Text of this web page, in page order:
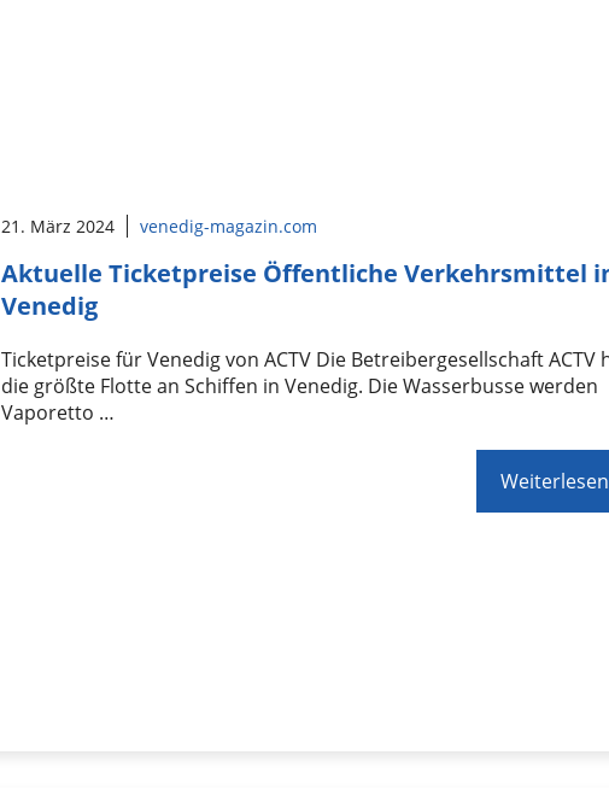
21. März 2024 venedig-magazin.com
Aktuelle Ticketpreise Öffentliche Verkehrsmittel
Venedig
Ticketpreise für Venedig von ACTV Die Betreibergesellschaft ACTV
die größte Flotte an Schiffen in Venedig. Die Wasserbusse werden
Vaporetto …
Weiterlesen